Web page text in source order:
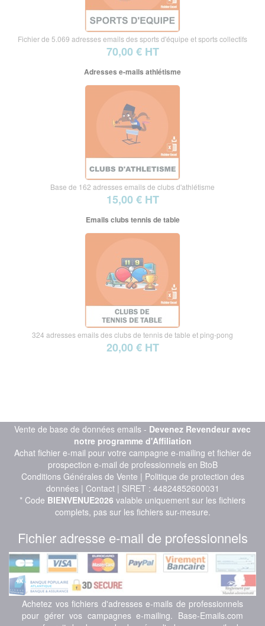
Fichier de 5.069 adresses emails des sports d'équipe et sports collectifs
70,00 € HT
Adresses e-mails athlétisme
Base de 162 adresses emails de clubs d'athlétisme
15,00 € HT
Emails clubs tennis de table
324 adresses emails des clubs de tennis de table et ping-pong
20,00 € HT
Vente de base de données emails - Devenez Revendeur avec
notre programme d'Affiliation
Achat fichier e-mail pour votre campagne e-mailing et fichier de
prospection e-mail de professionnels en BtoB
Conditions Générales de Vente | Politique de protection des
données| Contact| SIRET : 44824852600031
* Code BIENVENUE2026 valable uniquement sur les fichiers
complets, pas sur les fichiers sur-mesure.
Fichier adresse e-mail de professionnels
Achetez vos fichiers d'adresses e-mails de professionnels
pour gérer vos campagnes e-mailing. Base-Emails.com